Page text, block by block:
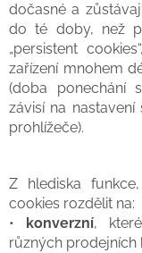
dočasné a
do té doby, než
„persistent
zařízení mnohem
(doba ponechání
závisí na
prohlížeče).
Z hlediska
cookies rozdělit na:
•
konverzní,
různých prodejních